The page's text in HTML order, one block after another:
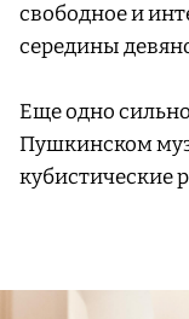
свободное и
середины
Еще одно
Пушкинском
кубистические